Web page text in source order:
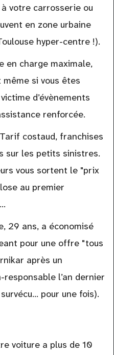
votre carrosserie ou
en zone urbaine
hyper-centre !).
en charge maximale,
si vous êtes
d’évènements
renforcée.
costaud, franchises
sur les petits sinistres.
vous sortent le "prix
au premier
29 ans, a économisé
pour une offre "tous
après un
responsable l’an dernier
pour une fois).
voiture a plus de 10